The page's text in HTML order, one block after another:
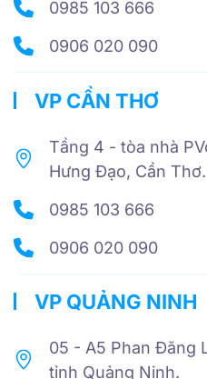
0985 103 666
0906 020 090
VP CẦN THƠ
Tầng 4 - tòa nhà
Hưng Đạo, Cần Thơ.
0985 103 666
0906 020 090
VP QUẢNG NINH
05 - A5 Phan Đăng
tỉnh Quảng Ninh.